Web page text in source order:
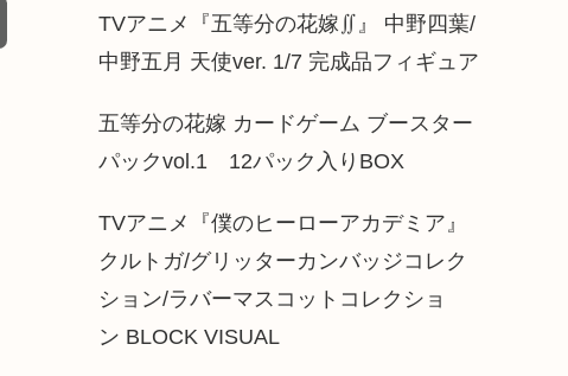
TVアニメ『五等分の花嫁∬』 中野四葉/
中野五月 天使ver. 1/7 完成品フィギュア
五等分の花嫁 カードゲーム ブースター
パックvol.1 12パック入りBOX
TVアニメ『僕のヒーローアカデミア』
クルトガ/グリッターカンバッジコレク
ション/ラバーマスコットコレクショ
ン BLOCK VISUAL